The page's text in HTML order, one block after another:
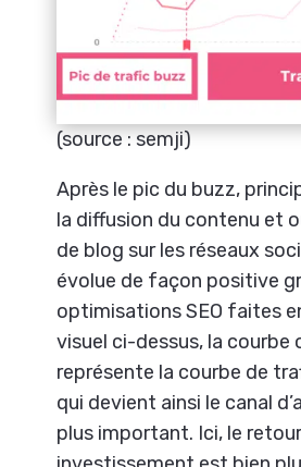
(source : semji)
Après le pic du buzz,
la diffusion du contenu et
de blog sur les réseaux
évolue de façon positive
optimisations SEO faites
visuel ci-dessus, la courbe
représente la courbe de
qui devient ainsi le canal
plus important. Ici, le